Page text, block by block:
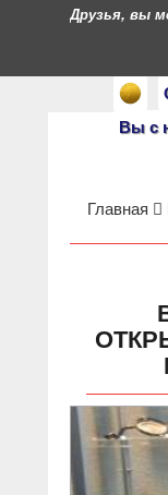
Вы с
Друзья, вы
Главная